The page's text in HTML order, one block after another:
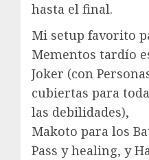
hasta el final.
Mi setup favorito
Mementos tardío
Joker (con
cubiertas para
las debilidades),
Makoto para los
Pass y healing, y